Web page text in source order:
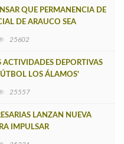
QUE PERMANENCIA DE
DE ARAUCO SEA
25602
ACTIVIDADES DEPORTIVAS
LOS ÁLAMOS'
25557
LANZAN NUEVA
IMPULSAR